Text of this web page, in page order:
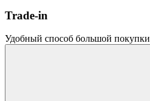
Trade-in
Удобный способ большой покупки